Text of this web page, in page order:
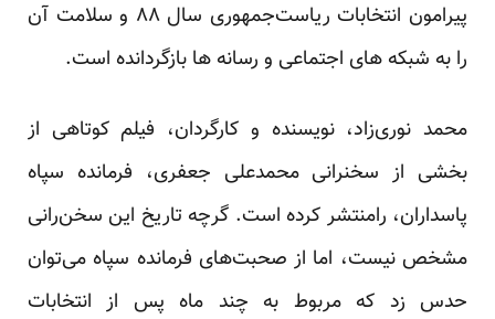
پیرامون انتخابات ریاست‌جمهوری سال ۸۸ و سلامت آن
را به شبکه های اجتماعی و رسانه ها بازگردانده است.
محمد نوری‌زاد، نویسنده و کارگردان، فیلم کوتاهی از
بخشی از سخنرانی محمدعلی جعفری، فرمانده سپاه
پاسداران، رامنتشر کرده است. گرچه تاریخ این سخن‌رانی
مشخص نیست، اما از صحبت‌های فرمانده سپاه می‌توان
حدس زد که مربوط به چند ماه پس از انتخابات